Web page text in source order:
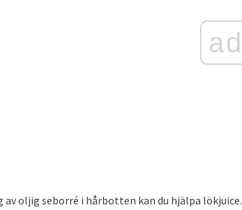
ad
av oljig seborré i hårbotten kan du hjälpa lökjuice.